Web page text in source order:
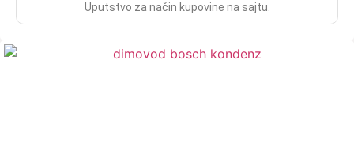
Uputstvo za način kupovine na sajtu.